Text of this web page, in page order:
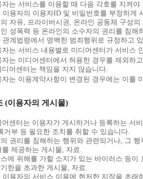
는 서비스를 이용할 때 다음 각호를 지켜야
이용자의 이용자ID 및 비밀번호를 부정하게
자유, 프라이버시권, 온라인 공동체 구성
성폭력 등 온라인의 소수자의 권리를 침해
관계법령에서 명백한 범죄행위로 규정하고
는 서비스 내용별로 미디어센터가 서비스
는 미디어센터에서 허용한 경우를 제외하
디어센터는 책임을 지지 않습니다.
는 이용계약사항이 변경된 경우에는 이를
(이용자의 게시물)
센터는 이용자가 게시하거나 등록하는 서
거부 등 필요한 조치를 취할 수 있습니다.
권리를 침해하는 행위와 관련되거나, 그
를 제공하는 게시물, 자료.
에 위해를 가할 소지가 있는 바이러스 등이
한을 초과한 게시물, 자료.
이용자의 서비스 이용에 현저한 지장을 초래